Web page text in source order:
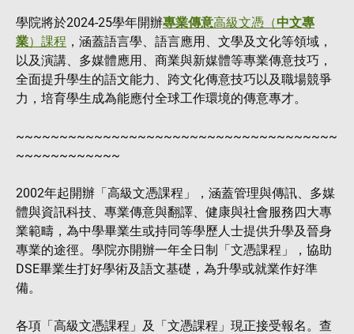
學院將於2024-25學年開辦專業傳意高級文憑（中文專
業）課程 ，涵蓋語言學、語言應用、文學及文化等領域，
以及演講、多媒體應用、商業與新媒體等專業傳意技巧，
全面提升學生的語文能力、跨文化傳意技巧以及職場競爭
力，培育學生成為能應付全球工作環境的傳意專才。
~~~~~~~~~~~~~~~~~~~~~~~~~~~~~~~~~~~~~
~~~~~~~~~~~~
2002年起開辦「高級文憑課程」，涵蓋管理與傳訊、多媒
體與資訊科技、專業傳意與翻譯、健康與社會服務四大專
業範疇，為中學畢業生或持同等學歷人士提供升學及晉身
專業的途徑。學院亦開辦一年全日制「文憑課程」，協助
DSE畢業生打好學術及語文基礎，為升學或就業作好準
備。
各項「高級文憑課程」及「文憑課程」現正接受報名。查